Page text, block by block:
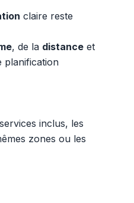
claire reste
, de la distance et
planification
inclus, les
zones ou les